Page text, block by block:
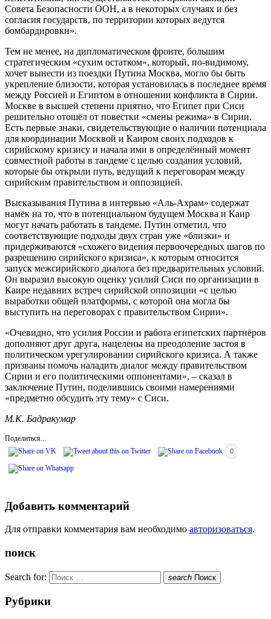
Совета Безопасности ООН, а в некоторых случаях и без
согласия государств, по территории которых ведутся
бомбардировки».
Тем не менее, на дипломатическом фронте, большим
стратегическим «сухим остатком», который, по-видимому,
хочет вынести из поездки Путина Москва, могло бы быть
укрепление близости, которая установилась в последнее время
между Россией и Египтом в отношении конфликта в Сирии.
Москве в высшей степени приятно, что Египет при Сиси
решительно отошёл от повестки «смены режима» в Сирии.
Есть первые знаки, свидетельствующие о наличии потенциала
для координации Москвой и Каиром своих подходов к
сирийскому кризису и начала ими в определённый момент
совместной работы в тандеме с целью создания условий,
которые бы открыли путь, ведущий к переговорам между
сирийским правительством и оппозицией.
Высказывания Путина в интервью «Аль-Ахрам» содержат
намёк на то, что в потенциальном будущем Москва и Каир
могут начать работать в тандеме. Путин отметил, что
соответствующие подходы двух стран уже «близки» и
придерживаются «схожего видения первоочередных шагов по
разрешению сирийского кризиса», к которым относится
запуск межсирийского диалога без предварительных условий.
Он выразил высокую оценку усилий Сиси по организации в
Каире недавних встреч сирийской оппозиции «с целью
выработки общей платформы, с которой она могла бы
выступить на переговорах с правительством Сирии».
«Очевидно, что усилия России и работа египетских партнёров
дополняют друг друга, нацелены на преодоление застоя в
политическом урегулировании сирийского кризиса. А также
призваны помочь наладить диалог между правительством
Сирии и его политическими оппонентами», – сказал в
заключение Путин, поделившись своими намерениями
«предметно обсудить эту тему» с Сиси.
М.К. Бадракумар
Поделиться...
0
Добавить комментарий
Для отправки комментария вам необходимо авторизоваться.
поиск
Search for: search Поиск
Рубрики